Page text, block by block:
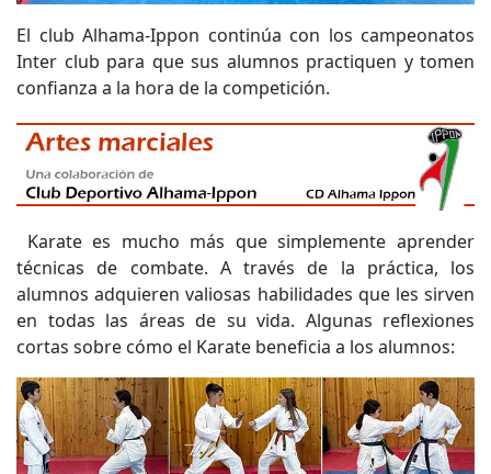
El club Alhama-Ippon continúa con los campeonatos
Inter club para que sus alumnos practiquen y tomen
confianza a la hora de la competición.
Karate es mucho más que simplemente aprender
técnicas de combate. A través de la práctica, los
alumnos adquieren valiosas habilidades que les sirven
en todas las áreas de su vida. Algunas reflexiones
cortas sobre cómo el Karate beneficia a los alumnos: